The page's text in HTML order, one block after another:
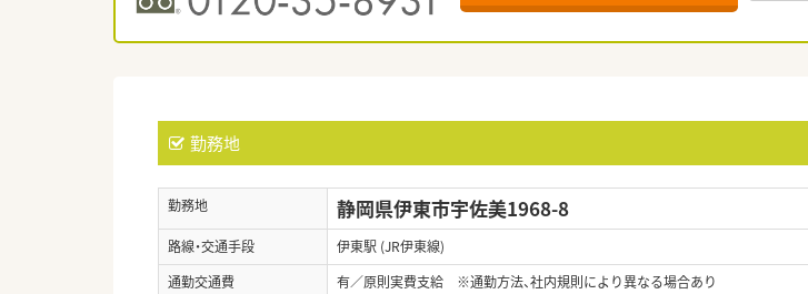
勤務地
勤務地 静岡県伊東市宇佐美1968-8
路線・交通手段
伊東駅 (JR伊東線)
通勤交通費
有／原則実費支給 ※通勤方法、社内規則により異なる場合あり